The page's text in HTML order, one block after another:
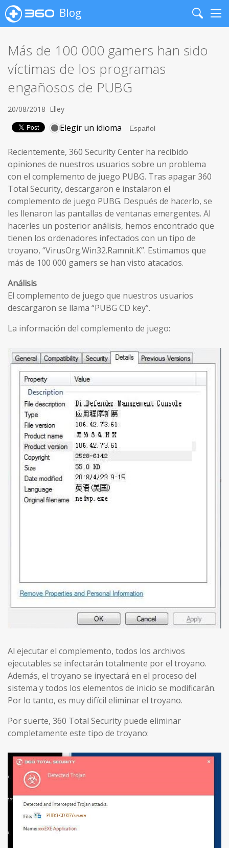
Blog
Search
Más de 100 000 gamers han sido
víctimas de los programas
engañosos de PUBG
20/08/2018 Elley
Elegir un idioma
Recientemente, 360 Security Center ha recibido
opiniones de nuestros usuarios sobre un problema
con el complemento de juego PUBG. Tras apagar 360
Total Security, descargaron e instalaron el
complemento de juego PUBG. Después de hacerlo, se
les llenaron las pantallas de ventanas emergentes. Al
hacerles un posterior análisis, hemos encontrado que
tienen los ordenadores infectados con un tipo de
troyano, “VirusOrg.Win32.Ramnit.K”. Estimamos que
más de 100 000 gamers se han visto atacados.
Análisis
El complemento de juego que nuestros usuarios
descargaron se llama “PUBG CD key”.
La información del complemento de juego:
Al ejecutar el complemento, todos los archivos
ejecutables se infectarán totalmente por el troyano.
Además, el troyano se inyectará en el proceso del
sistema y todos los elementos de inicio se modificarán.
Por lo tanto, es muy difícil eliminar el troyano.
Por suerte, 360 Total Security puede eliminar
completamente este tipo de troyano: